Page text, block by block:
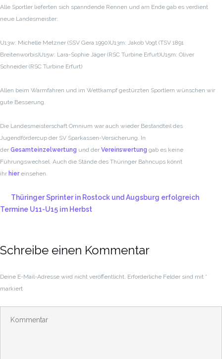
Alle Sportler lieferten sich spanndende Rennen und am Ende gab es verdient
neue Landesmeister:
U13w: Michelle Metzner (SSV Gera 1990)U13m: Jakob Vogt (TSV 1891
Breitenworbis)U15w: Lara-Sophie Jäger (RSC Turbine Erfurt)U15m: Oliver
Schneider (RSC Turbine Erfurt)
Allen beim Warmfahren und im Wettkampf gestürzten Sportlern wünschen wir
gute Besserung.
Die Landesmeisterschaft Omnium war auch wieder Bestandteil des
Jugendfördercup der SV Sparkassen-Versicherung. In
der Gesamteinzelwertung und der Vereinswertung gab es keine
Führungswechsel. Auch die Stände des Thüringer Bahncups könnt
ihr hiereinsehen.
Thüringer Sprinter in Rostock und Augsburg erfolgreich
Termine U11-U15 im Herbst
Schreibe einen Kommentar
Deine E-Mail-Adresse wird nicht veröffentlicht. Erforderliche Felder sind mit *
markiert